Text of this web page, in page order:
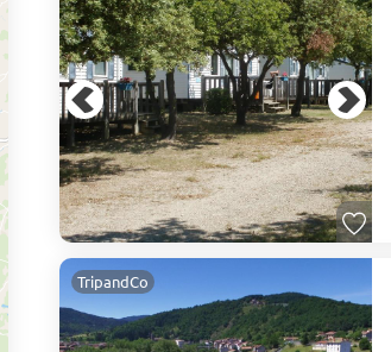
TripandCo